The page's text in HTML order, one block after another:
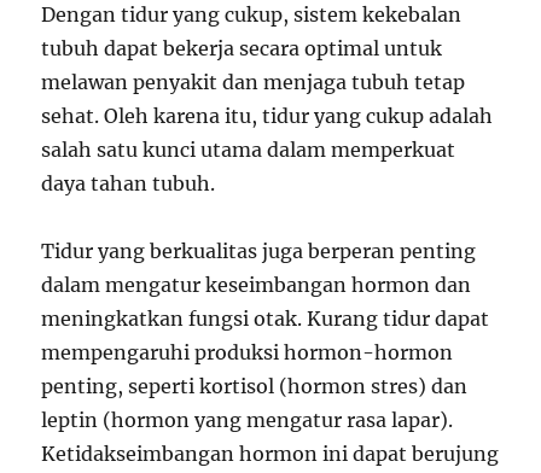
Dengan tidur yang cukup, sistem kekebalan
tubuh dapat bekerja secara optimal untuk
melawan penyakit dan menjaga tubuh tetap
sehat. Oleh karena itu, tidur yang cukup adalah
salah satu kunci utama dalam memperkuat
daya tahan tubuh.
Tidur yang berkualitas juga berperan penting
dalam mengatur keseimbangan hormon dan
meningkatkan fungsi otak. Kurang tidur dapat
mempengaruhi produksi hormon-hormon
penting, seperti kortisol (hormon stres) dan
leptin (hormon yang mengatur rasa lapar).
Ketidakseimbangan hormon ini dapat berujung